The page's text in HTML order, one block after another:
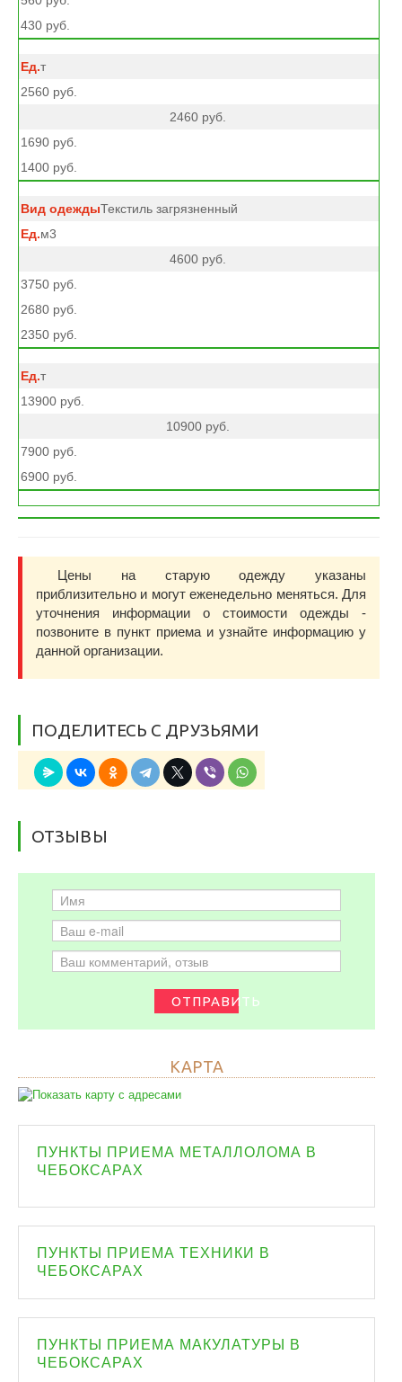
430 руб.
т
2560 руб.
2460 руб.
1690 руб.
1400 руб.
Текстиль загрязненный
м3
4600 руб.
3750 руб.
2680 руб.
2350 руб.
т
13900 руб.
10900 руб.
7900 руб.
6900 руб.
Цены на старую одежду указаны
приблизительно и могут еженедельно меняться. Для
уточнения информации о стоимости одежды -
позвоните в пункт приема и узнайте информацию у
данной организации.
ПОДЕЛИТЕСЬ С ДРУЗЬЯМИ
ОТЗЫВЫ
ОТПРАВИТЬ
КАРТА
ПУНКТЫ ПРИЕМА МЕТАЛЛОЛОМА В
ЧЕБОКСАРАХ
ПУНКТЫ ПРИЕМА ТЕХНИКИ В
ЧЕБОКСАРАХ
ПУНКТЫ ПРИЕМА МАКУЛАТУРЫ В
ЧЕБОКСАРАХ